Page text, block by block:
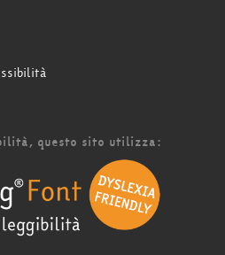
questo sito utilizza: